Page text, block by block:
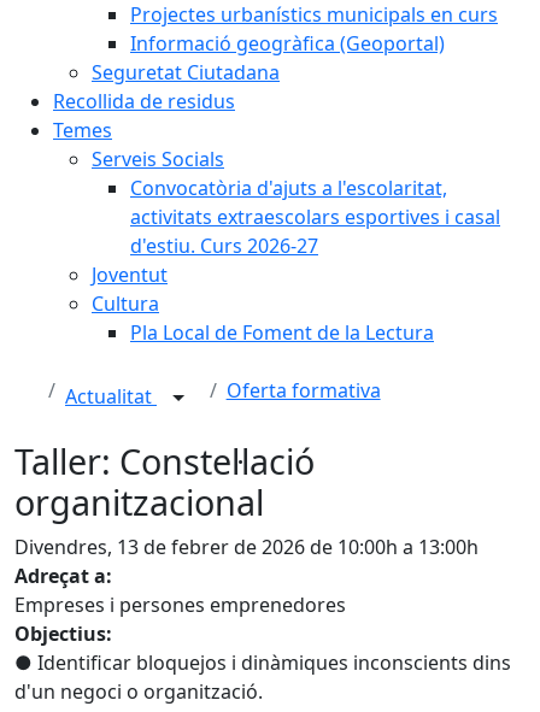
Projectes urbanístics municipals en curs
Informació geogràfica (Geoportal)
Seguretat Ciutadana
Recollida de residus
Temes
Serveis Socials
Convocatòria d'ajuts a l'escolaritat,
activitats extraescolars esportives i casal
d'estiu. Curs 2026-27
Joventut
Cultura
Pla Local de Foment de la Lectura
Actualitat Oferta formativa
Taller: Constel·lació
organitzacional
Divendres, 13 de febrer de 2026 de 10:00h a 13:00h
Adreçat a:
Empreses i persones emprenedores
Objectius:
● Identificar bloquejos i dinàmiques inconscients dins
d'un negoci o organització.